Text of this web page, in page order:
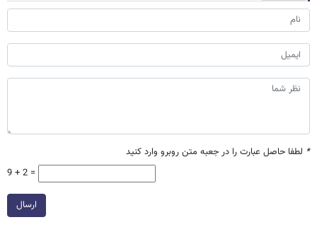
* لطفا حاصل عبارت را در جعبه متن روبرو وارد کنید
9 + 2 =
ارسال